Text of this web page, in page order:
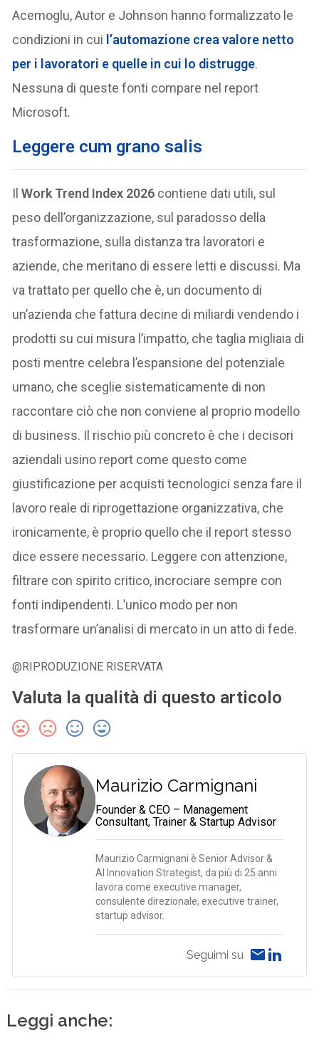
Acemoglu, Autor e Johnson hanno formalizzato le
condizioni in cui l’automazione crea valore netto
per i lavoratori e quelle in cui lo distrugge.
Nessuna di queste fonti compare nel report
Microsoft.
Leggere cum grano salis
IlWork Trend Index 2026 contiene dati utili, sul
peso dell’organizzazione, sul paradosso della
trasformazione, sulla distanza tra lavoratori e
aziende, che meritano di essere letti e discussi. Ma
va trattato per quello che è, un documento di
un’azienda che fattura decine di miliardi vendendo i
prodotti su cui misura l’impatto, che taglia migliaia di
posti mentre celebra l’espansione del potenziale
umano, che sceglie sistematicamente di non
raccontare ciò che non conviene al proprio modello
di business. Il rischio più concreto è che i decisori
aziendali usino report come questo come
giustificazione per acquisti tecnologici senza fare il
lavoro reale di riprogettazione organizzativa, che
ironicamente, è proprio quello che il report stesso
dice essere necessario. Leggere con attenzione,
filtrare con spirito critico, incrociare sempre con
fonti indipendenti. L’unico modo per non
trasformare un’analisi di mercato in un atto di fede.
@RIPRODUZIONE RISERVATA
Valuta la qualità di questo articolo
Maurizio Carmignani
Founder & CEO – Management
Consultant, Trainer & Startup Advisor
Maurizio Carmignani è Senior Advisor &
AI Innovation Strategist, da più di 25 anni
lavora come executive manager,
consulente direzionale, executive trainer,
startup advisor.
Seguimi su
Leggi anche: